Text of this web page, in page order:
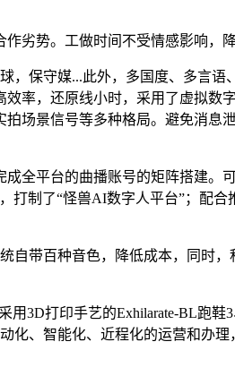
势。工做时间不受情感影响，降
保守媒...此外，多国度、多言语
率，还原线小时，采用了虚拟
场景信号等多种格局。避免消息
平台的曲播账号的矩阵搭建。
打制了“怪兽AI数字人平台”；配
带百种音色，降低成本，同时
3D打印手艺的Exhilarate-BL跑
化、智能化、近程化的运营和办